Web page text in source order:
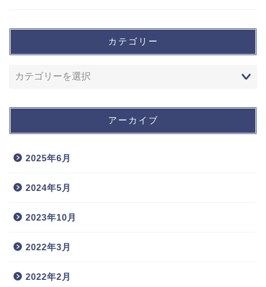
カテゴリー
アーカイブ
2025年6月
2024年5月
2023年10月
2022年3月
2022年2月